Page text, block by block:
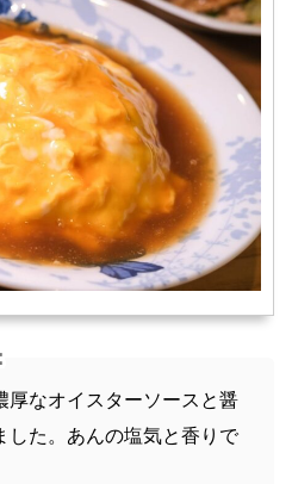
めん類
スイーツ
スープ
軽食
厚なオイスターソースと醤
した。あんの塩気と香りで